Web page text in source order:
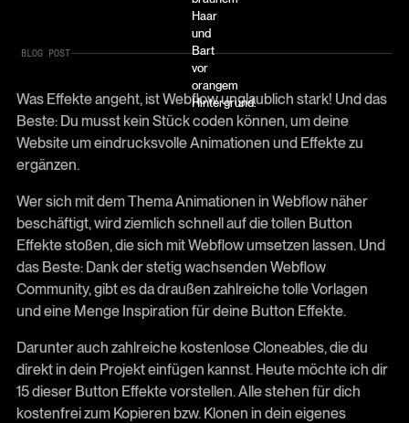
BLOG POST
Was Effekte angeht, ist Webflow unglaublich stark! Und das
Beste: Du musst kein Stück coden können, um deine
Website um eindrucksvolle Animationen und Effekte zu
ergänzen.
Wer sich mit dem Thema Animationen in Webflow näher
beschäftigt, wird ziemlich schnell auf die tollen Button
Effekte stoßen, die sich mit Webflow umsetzen lassen. Und
das Beste: Dank der stetig wachsenden Webflow
Community, gibt es da draußen zahlreiche tolle Vorlagen
und eine Menge Inspiration für deine Button Effekte.
Darunter auch zahlreiche kostenlose Cloneables, die du
direkt in dein Projekt einfügen kannst. Heute möchte ich dir
15 dieser Button Effekte vorstellen. Alle stehen für dich
kostenfrei zum Kopieren bzw. Klonen in dein eigenes